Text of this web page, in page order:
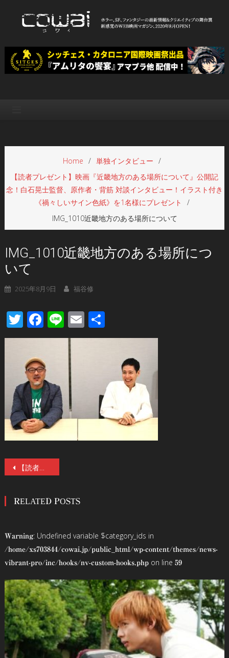
WEB映画マガジン「cowai コ
ワイ」
Home
単独インタビュー
【読者プレゼント】映画『近畿地方のある場所について』公開記
念！白石晃士監督、原作者・背筋 対談インタビュー！イラスト付き
《禍々しいサイン色紙》を1名様にプレゼント
IMG_1010近畿地方のある場所について
IMG_1010近畿地方のある場所につ
いて
2025年8月9日 福谷修
TwitterFacebook
LineEmail
有
投
ナ
ゲ
ー
シ
ョ
ン
【読者プレゼント】映画『近畿地方のある場所について』公開記念！白石晃士監督、原作者・背筋 対談インタビュー！イラスト付き《禍々しいサイン色紙》を1名様にプレゼント
RELATED POSTS
Warning: Undefined variable $category_ids in
/home/xs703844/cowai.jp/public_html/wp-content/themes/news-
vibrant-pro/inc/hooks/nv-custom-hooks.phpon line 59